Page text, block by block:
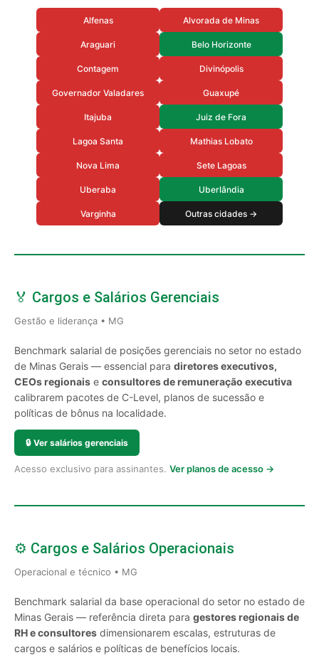
Alfenas Alvorada de Minas
Araguari Belo Horizonte
Contagem Divinópolis
Governador Valadares Guaxupé
Itajuba Juiz de Fora
Lagoa Santa Mathias Lobato
Nova Lima Sete Lagoas
Uberaba Uberlândia
Varginha Outras cidades →
🏅 Cargos e Salários Gerenciais
Gestão e liderança • MG
Benchmark salarial de posições gerenciais no setor no estado
de Minas Gerais — essencial para diretores executivos,
CEOs regionais e consultores de remuneração executiva
calibrarem pacotes de C-Level, planos de sucessão e
políticas de bônus na localidade.
🔒 Ver salários gerenciais
Acesso exclusivo para assinantes. Ver planos de acesso →
⚙️ Cargos e Salários Operacionais
Operacional e técnico • MG
Benchmark salarial da base operacional do setor no estado de
Minas Gerais — referência direta para gestores regionais de
RH e consultores dimensionarem escalas, estruturas de
cargos e salários e políticas de benefícios locais.